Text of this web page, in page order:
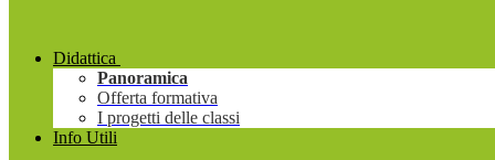
Didattica
Panoramica
Offerta formativa
I progetti delle classi
Info Utili